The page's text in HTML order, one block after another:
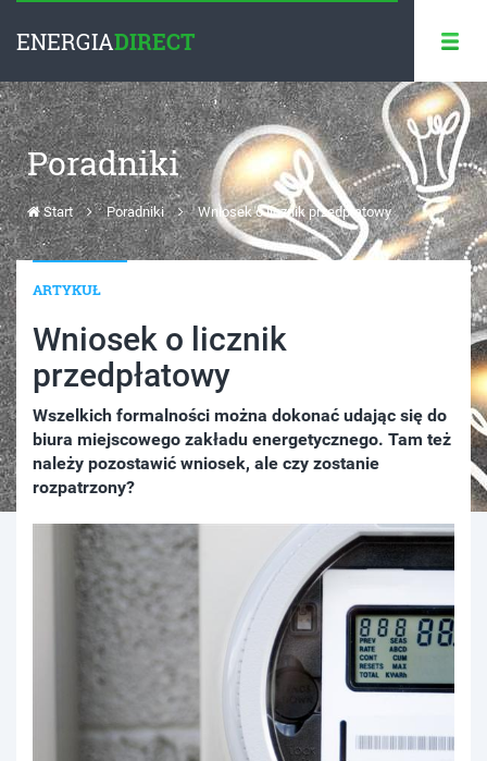
ENERGIADIRECT
Poradniki
Start Poradniki Wniosek o licznik przedpłatowy
ARTYKUŁ
Wniosek o licznik
przedpłatowy
Wszelkich formalności można dokonać udając się do
biura miejscowego zakładu energetycznego. Tam też
należy pozostawić wniosek, ale czy zostanie
rozpatrzony?